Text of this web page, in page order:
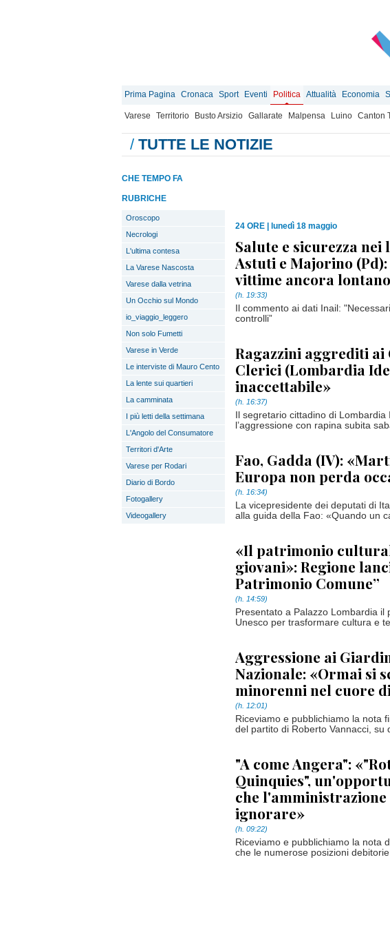
Prima Pagina Cronaca Sport Eventi Politica Attualità Economia
Varese Territorio Busto Arsizio Gallarate Malpensa Luino Canton
/ TUTTE LE NOTIZIE
CHE TEMPO FA
RUBRICHE
Oroscopo
Necrologi
L'ultima contesa
La Varese Nascosta
Varese dalla vetrina
Un Occhio sul Mondo
io_viaggio_leggero
Non solo Fumetti
Varese in Verde
Le interviste di Mauro Cento
La lente sui quartieri
La camminata
I più letti della settimana
L'Angolo del Consumatore
Territori d'Arte
Varese per Rodari
Diario di Bordo
Fotogallery
Videogallery
24 ORE lunedì 18 maggio
Salute e sicurezza
Astuti e Majorino
vittime ancora
(h. 19:33)
Il commento ai dati Inail:
controlli”
Ragazzini aggrediti ai
Clerici (Lombardia
inaccettabile»
(h. 16:37)
Il segretario cittadino di
l’aggressione con rapina subita
Fao, Gadda (IV):
Europa non perda
(h. 16:34)
La vicepresidente dei deputati di
alla guida della Fao: «Quando un
«Il patrimonio
giovani»: Regione
Patrimonio Comune”
(h. 14:59)
Presentato a Palazzo Lombardia
Unesco per trasformare cultura e
Aggressione ai
Nazionale: «Ormai si
minorenni nel cuore
(h. 12:01)
Riceviamo e pubblichiamo la nota
del partito di Roberto Vannacci, su
"A come Angera":
Quinquies",
che
ignorare»
(h. 09:22)
Riceviamo e pubblichiamo la nota
che le numerose posizioni